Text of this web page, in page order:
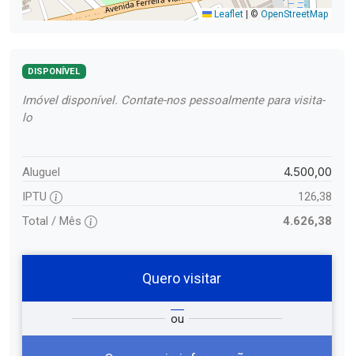
Leaflet | © OpenStreetMap
DISPONÍVEL
Imóvel disponível. Contate-nos pessoalmente para visita-
lo
Aluguel 4.500,00
IPTU
126,38
Total / Mês
4.626,38
Quero visitar
ou
Qual o melhor dia e horário para
você?